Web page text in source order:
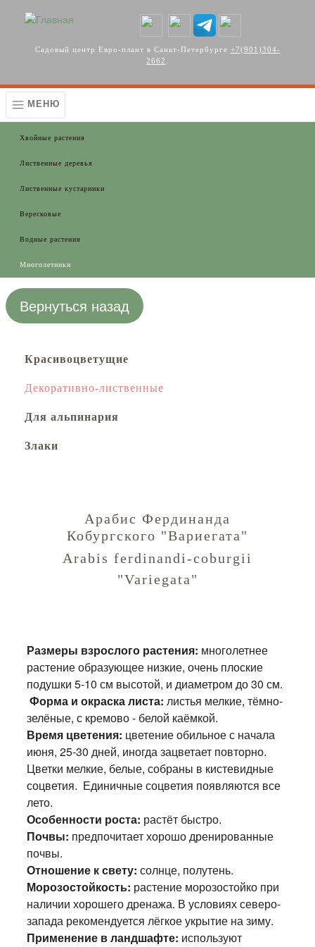
Садовый центр Евро-плант в Санкт-Петербурге +7(901)304-
2662
МЕНЮ
Хвойные растения
Лиственные деревья
Лиственные кустарники
Вересковые
Водные растения
Многолетники
Вернуться назад
Красивоцветущие
Декоративно-лиственные
Для альпинария
Злаки
Арабис Фердинанда
Кобургского "Вариегата"
Arabis ferdinandi-coburgii
"Variegata"
Размеры взрослого растения: многолетнее
растение образующее низкие, очень плоские
подушки 5-10 см высотой, и диаметром до 30 см.
Форма и окраска листа: листья мелкие, тёмно-
зелёные, с кремово - белой каёмкой.
Время цветения: цветение обильное с начала
июня, 25-30 дней, иногда зацветает повторно.
Цветки мелкие, белые, собраны в кистевидные
соцветия. Единичные соцветия появляются все
лето.
Особенности роста: растёт быстро.
Почвы: предпочитает хорошо дренированные
почвы.
Отношение к свету: солнце, полутень.
Морозостойкость: растение морозостойко при
наличии хорошего дренажа. В условиях северо-
запада рекомендуется лёгкое укрытие на зиму.
Применение в ландшафте: используют